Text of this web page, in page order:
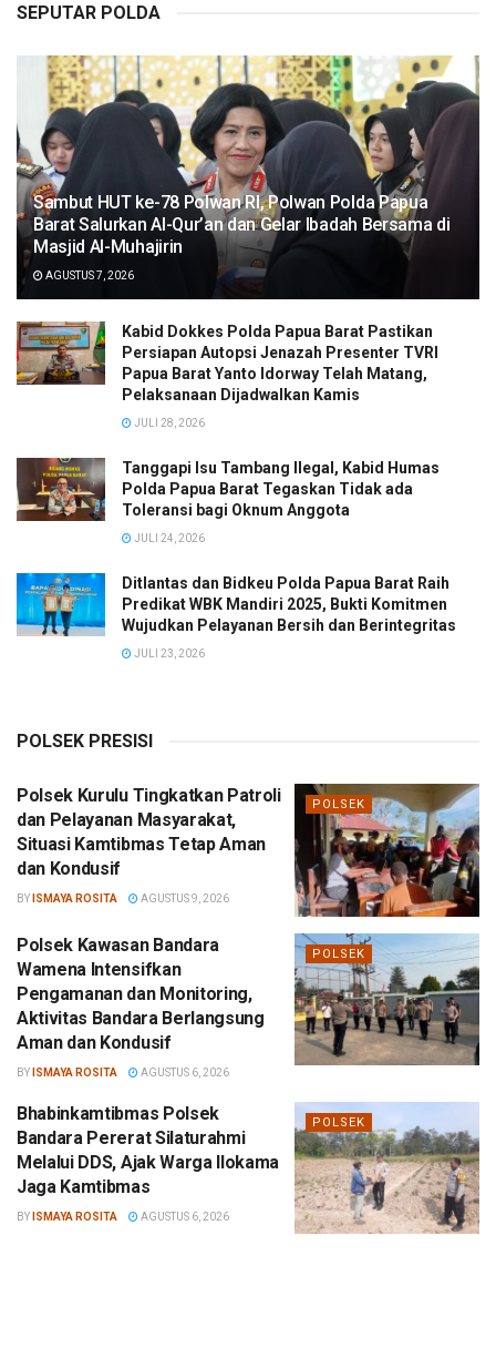
SEPUTAR POLDA
Sambut HUT ke-78 Polwan RI, Polwan Polda Papua
Barat Salurkan Al-Qur’an dan Gelar Ibadah Bersama di
Masjid Al-Muhajirin
AGUSTUS 7, 2026
Kabid Dokkes Polda Papua Barat Pastikan
Persiapan Autopsi Jenazah Presenter TVRI
Papua Barat Yanto Idorway Telah Matang,
Pelaksanaan Dijadwalkan Kamis
JULI 28, 2026
Tanggapi Isu Tambang Ilegal, Kabid Humas
Polda Papua Barat Tegaskan Tidak ada
Toleransi bagi Oknum Anggota
JULI 24, 2026
Ditlantas dan Bidkeu Polda Papua Barat Raih
Predikat WBK Mandiri 2025, Bukti Komitmen
Wujudkan Pelayanan Bersih dan Berintegritas
JULI 23, 2026
POLSEK PRESISI
POLSEK
Polsek Kurulu Tingkatkan Patroli
dan Pelayanan Masyarakat,
Situasi Kamtibmas Tetap Aman
dan Kondusif
BY ISMAYA ROSITA AGUSTUS 9, 2026
POLSEK
Polsek Kawasan Bandara
Wamena Intensifkan
Pengamanan dan Monitoring,
Aktivitas Bandara Berlangsung
Aman dan Kondusif
BY ISMAYA ROSITA AGUSTUS 6, 2026
POLSEK
Bhabinkamtibmas Polsek
Bandara Pererat Silaturahmi
Melalui DDS, Ajak Warga Ilokama
Jaga Kamtibmas
BY ISMAYA ROSITA AGUSTUS 6, 2026